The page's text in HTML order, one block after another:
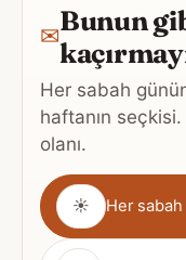
✉Bunun
Her sabah
haftanın
olanı.
Gönderim
sıklığı
☀ Her sabah